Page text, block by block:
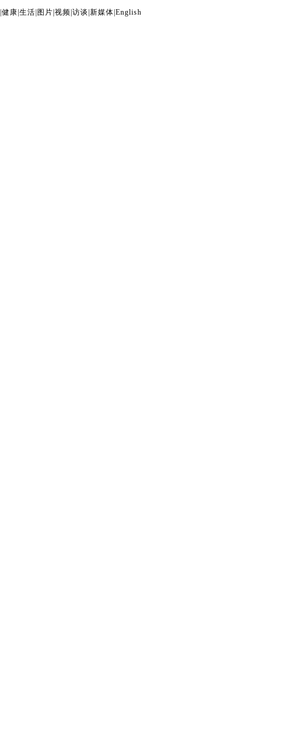
健康 生活 图片 视频 访谈 新媒体 English